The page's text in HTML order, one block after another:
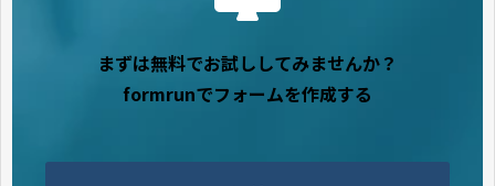
まずは無料でお試ししてみませんか？
formrunでフォームを作成する